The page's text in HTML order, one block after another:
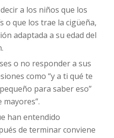
a los niños que los
o que los trae la cigüeña,
adaptada a su edad del
o no responder a sus
como “y a ti qué te
para saber eso”
mayores”.
han entendido
de terminar conviene